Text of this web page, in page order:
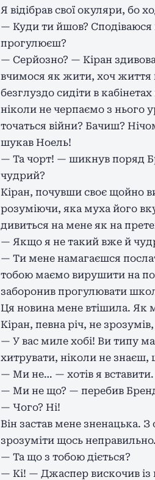
Я відібрав свої окуляри, бо
— Куди ти йшов? Сподіваюся
прогулюєш?
— Серйозно? — Кіран
вчимося як жити, хоч життя
безглуздо сидіти в
ніколи не черпаємо з нього
точаться війни? Бачиш?
шукав Ноель!
— Та чорт! — шикнув поряд
чудрий?
Кіран, почувши своє щойно
розуміючи, яка муха його
дивиться на мене як на
— Якщо я не такий вже й
— Ти мене намагаєшся
тобою маємо вирушити на
заборонив прогулювати
Ця новина мене втішила. Як
Кіран, певна річ, не
— У вас миле хобі! Ви типу
хитрувати, ніколи не знаєш,
— Ми не… — хотів я вставити.
— Ми не що? — перебив
— Чого? Ні!
Він застав мене зненацька.
зрозуміти щось неправильно.
— Та що з тобою діється?
— Кі! — Джаспер вискочив